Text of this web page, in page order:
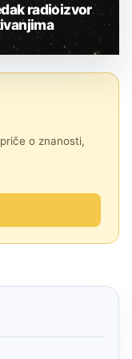
radioizvor
o znanosti,